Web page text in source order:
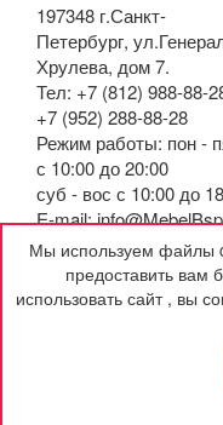
197348 г.Санкт-
Петербург,
Хрулева, дом 7.
Тел: +7 (812) 988-88-
+7 (952) 288-88-28
Режим работы: пон -
с 10:00 до 20:00
суб - вос с 10:00 до
E-mail:
Получить подарок
Мы используем файлы
предоставить вам
использовать сайт , вы